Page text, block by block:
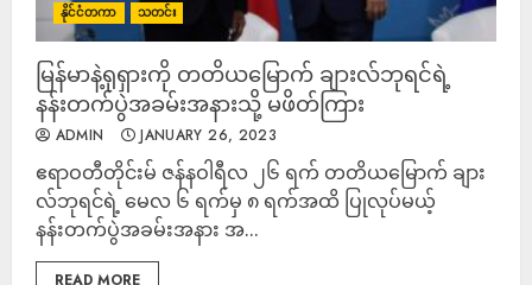
နိုင်ငံတကာ သတင်း
မြန်မာနဲ့ရုရှားကို တတိယမြောက် ချားလ်ဘုရင်ရဲ့
နန်းတက်ပွဲအခမ်းအနားသို့ မဖိတ်ကြား
ADMIN JANUARY 26, 2023
ဧရာဝတီတိုင်းမ် ဇန်နဝါရီလ ၂၆ ရက် တတိယမြောက် ချား
လ်ဘုရင်ရဲ့ မေလ ၆ ရက်မှ ၈ ရက်အထိ ပြုလုပ်မယ့်
နန်းတက်ပွဲအခမ်းအနား အ...
READ MORE